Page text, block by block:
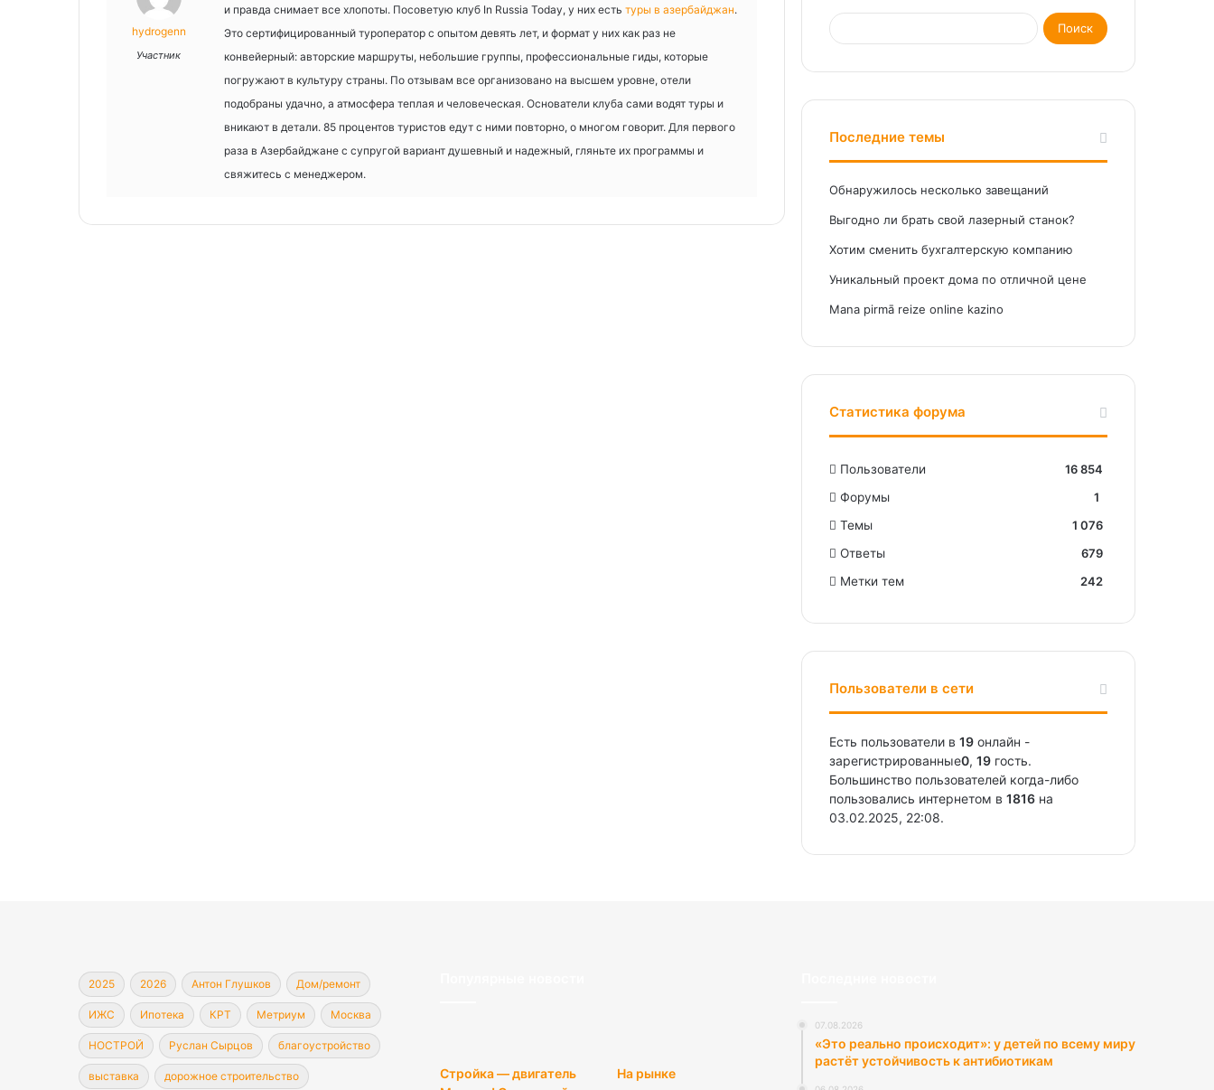
hydrogenn
Участник
и правда снимает все хлопоты. Посоветую клуб In Russia Today, у них есть туры в азербайджан.
Это сертифицированный туроператор с опытом девять лет, и формат у них как раз не
конвейерный: авторские маршруты, небольшие группы, профессиональные гиды, которые
погружают в культуру страны. По отзывам все организовано на высшем уровне, отели
подобраны удачно, а атмосфера теплая и человеческая. Основатели клуба сами водят туры и
вникают в детали. 85 процентов туристов едут с ними повторно, о многом говорит. Для первого
раза в Азербайджане с супругой вариант душевный и надежный, гляньте их программы и
свяжитесь с менеджером.
Последние темы
Обнаружилось несколько завещаний
Выгодно ли брать свой лазерный станок?
Хотим сменить бухгалтерскую компанию
Уникальный проект дома по отличной цене
Mana pirmā reize online kazino
Статистика форума
Пользователи
16 854
Форумы
1
Темы
1 076
Ответы
679
Метки тем
242
Пользователи в сети
Есть пользователи в19 онлайн -
зарегистрированные0,19 гость.
Большинство пользователей когда-либо
пользовались интернетом в1816 на
03.02.2025, 22:08.
2025 2026 Антон Глушков Дом/ремонт
ИЖС Ипотека КРТ Метриум Москва
НОСТРОЙ Руслан Сырцов благоустройство
выставка дорожное строительство
Стройка — двигатель
На рынке
07.08.2026
«Это реально происходит»: у детей по всему миру
растёт устойчивость к антибиотикам